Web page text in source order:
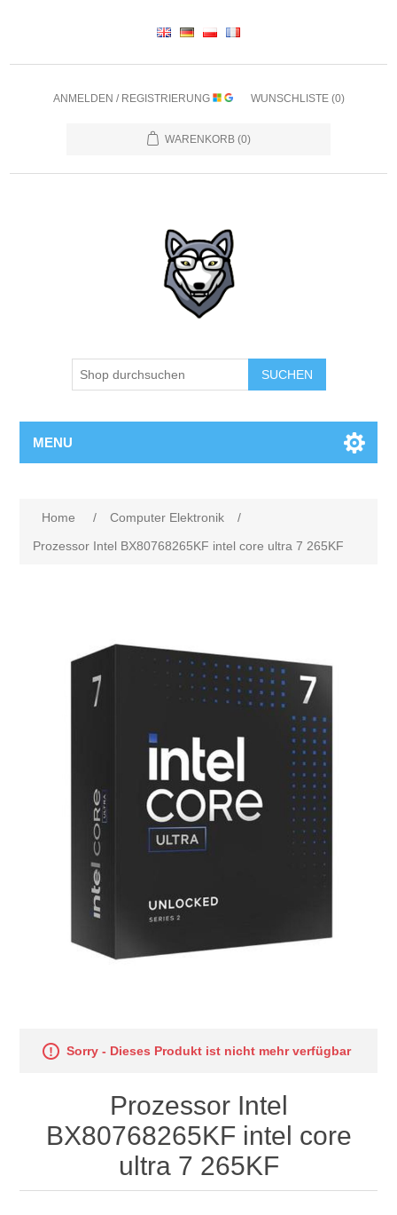
ANMELDEN / REGISTRIERUNG WUNSCHLISTE (0)
WARENKORB (0)
SUCHEN
MENU
Home / Computer Elektronik
/
Prozessor Intel BX80768265KF intel core ultra 7 265KF
Sorry - Dieses Produkt ist nicht mehr verfügbar
Prozessor Intel
BX80768265KF intel core
ultra 7 265KF